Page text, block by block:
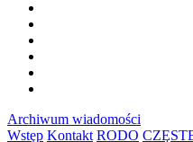
Archiwum wiadomości
Wstęp Kontakt RODO